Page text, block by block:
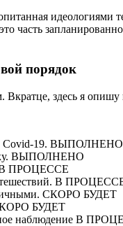
часть
порядок
здесь я опишу
Covid-19. ВЫПОЛНЕНО
ВЫПОЛНЕНО
ПРОЦЕССЕ
В
СКОРО БУДЕТ
БУДЕТ
наблюдение В